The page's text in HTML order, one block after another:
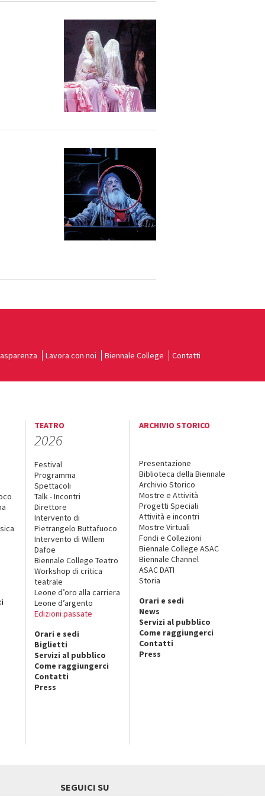
Lavora con noi Biennale College Contatti
TEATRO
2026
Festival
Programma
Spettacoli
Talk - Incontri
Direttore
Intervento di
Pietrangelo Buttafuoco
Intervento di Willem
Dafoe
Biennale College Teatro
Workshop di critica
teatrale
Leone d’oro alla carriera
Leone d’argento
Edizioni passate
Orari e sedi
Biglietti
Servizi al pubblico
Come raggiungerci
Contatti
Press
ARCHIVIO STORICO
Presentazione
Biblioteca della Biennale
Archivio Storico
Mostre e Attività
Progetti Speciali
Attività e incontri
Mostre Virtuali
Fondi e Collezioni
Biennale College ASAC
Biennale Channel
ASAC DATI
Storia
Orari e sedi
News
Servizi al pubblico
Come raggiungerci
Contatti
Press
SEGUICI SU